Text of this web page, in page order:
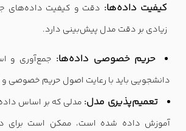
کیفیت داده‌ها: دقت و کیفیت داده‌های
زیادی بر دقت مدل پیش‌بینی دارد.
حریم خصوصی داده‌ها: جمع‌آوری و
دانشجویی باید با رعایت اصول حریم خصوصی و
تعمیم‌پذیری مدل: مدلی که بر اساس
آموزش داده شده است، ممکن است برای